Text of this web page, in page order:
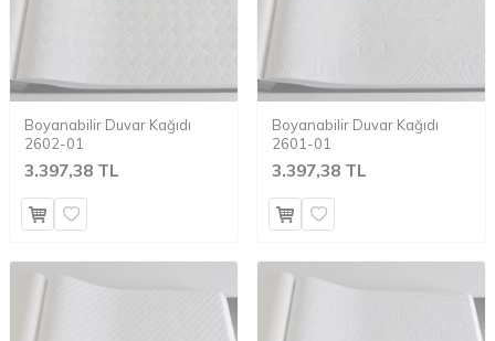
Boyanabilir Duvar Kağıdı
2602-01
3.397,38 TL
Boyanabilir Duvar Kağıdı
2601-01
3.397,38 TL